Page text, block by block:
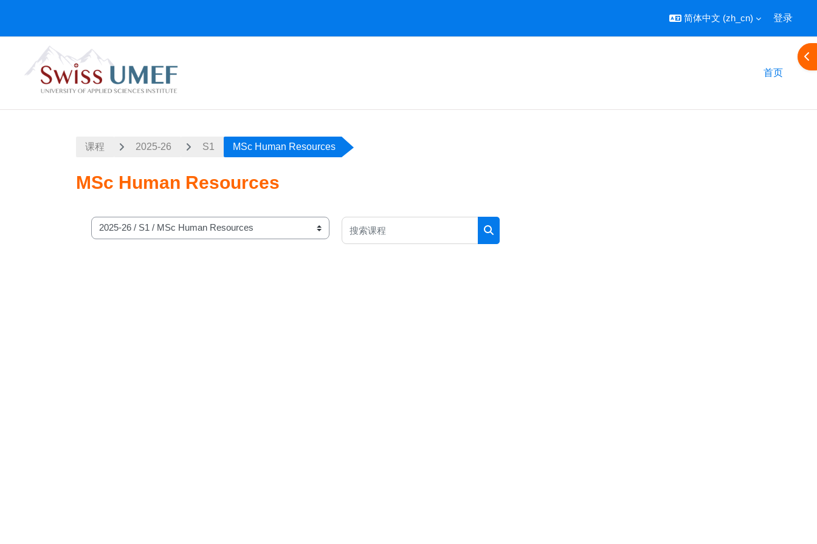
简体中文 ‎(zh_cn)‎ 登录
首页
打
课程 2025-26 S1 MSc Human Resources
MSc Human Resources
课程类别
搜索课程